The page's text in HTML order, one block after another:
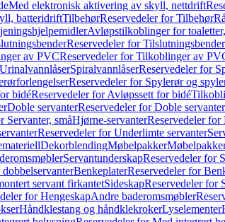
Med elektronisk aktivering av skyll, nettdrift
batteridriftTilbehørReservedeler for Tilbehør
Avløpstilkoblinger for
Reservedeler for Tilslutningsbender
av PVCReservedeler for Tilkoblinger av
SpiralvannlåserReservedeler for
Reservedeler for Spylerør og
bidéReservedeler for Avløpssett for bidé
Doble servanterReservedeler for Doble servanter
Servanter, småHjørne-servanterReservedeler for
Reservedeler for Underlimte servanter
DekorblendingMøbelpakker
ServantunderskapReservedeler for
BenkeplaterReservedeler for
servant firkantetSideskapReservedeler for
for HengeskapAndre baderomsmøbler
Håndklestang og håndklekrokerLyselementer